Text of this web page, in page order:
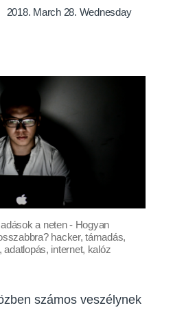
2018. March 28. Wednesday
a neten - Hogyan
hacker, támadás,
internet, kalóz
számos veszélynek